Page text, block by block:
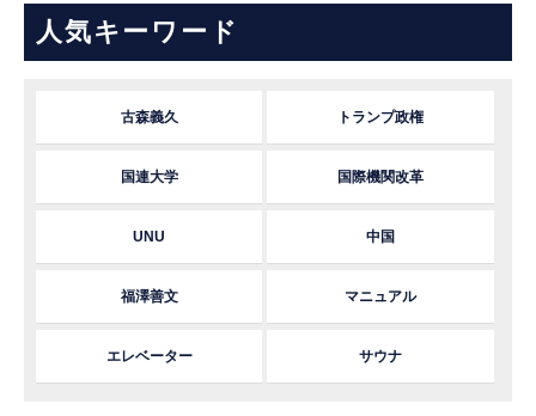
人気キーワード
古森義久 トランプ政権
国連大学 国際機関改革
UNU 中国
福澤善文 マニュアル
エレベーター サウナ